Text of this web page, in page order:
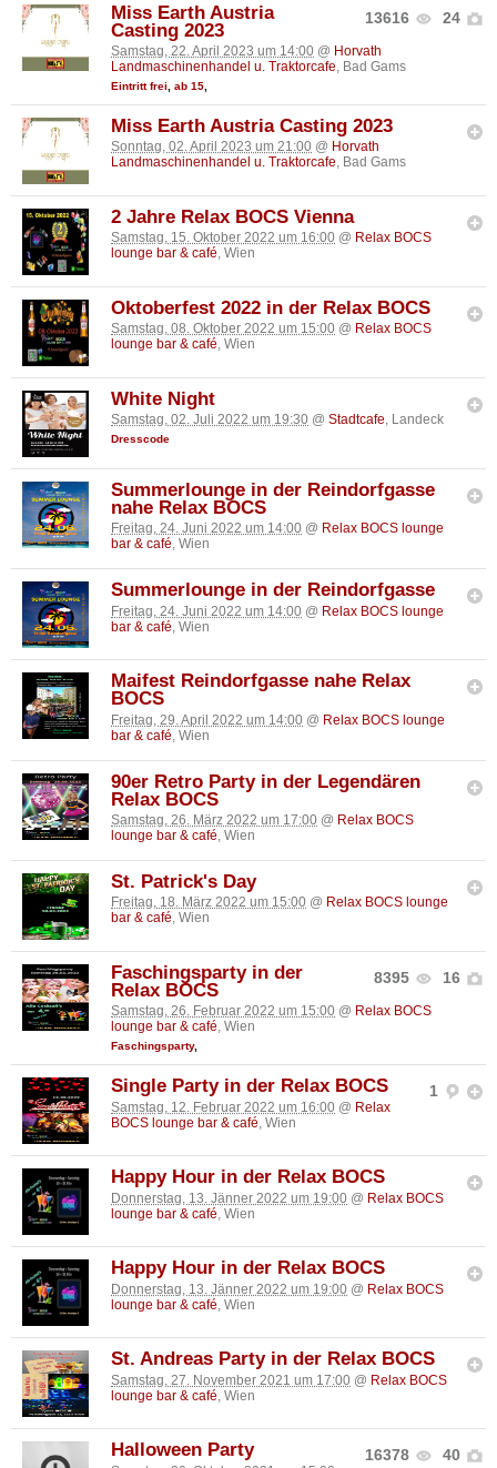
13616 24
Miss Earth Austria
Casting 2023
Samstag, 22. April 2023 um 14:00 @ Horvath
Landmaschinenhandel u. Traktorcafe, Bad Gams
Eintritt frei ab 15
Miss Earth Austria Casting 2023
Sonntag, 02. April 2023 um 21:00 @ Horvath
Landmaschinenhandel u. Traktorcafe, Bad Gams
2 Jahre Relax BOCS Vienna
Samstag, 15. Oktober 2022 um 16:00 @ Relax BOCS
lounge bar & café, Wien
Oktoberfest 2022 in der Relax BOCS
Samstag, 08. Oktober 2022 um 15:00 @ Relax BOCS
lounge bar & café, Wien
White Night
Samstag, 02. Juli 2022 um 19:30 @ Stadtcafe, Landeck
Dresscode
Summerlounge in der Reindorfgasse
nahe Relax BOCS
Freitag, 24. Juni 2022 um 14:00 @ Relax BOCS lounge
bar & café, Wien
Summerlounge in der Reindorfgasse
Freitag, 24. Juni 2022 um 14:00 @ Relax BOCS lounge
bar & café , Wien
Maifest Reindorfgasse nahe Relax
BOCS
Freitag, 29. April 2022 um 14:00 @ Relax BOCS lounge
bar & café , Wien
90er Retro Party in der Legendären
Relax BOCS
Samstag, 26. März 2022 um 17:00 @ Relax BOCS
lounge bar & café, Wien
St. Patrick's Day
Freitag, 18. März 2022 um 15:00 @ Relax BOCS lounge
bar & café, Wien
8395 16
Faschingsparty in der
Relax BOCS
Samstag, 26. Februar 2022 um 15:00 @ Relax BOCS
lounge bar & café, Wien
Faschingsparty,
1
Single Party in der Relax BOCS
Samstag, 12. Februar 2022 um 16:00 @ Relax
BOCS lounge bar & café , Wien
Happy Hour in der Relax BOCS
Donnerstag, 13. Jänner 2022 um 19:00 @ Relax BOCS
lounge bar & café , Wien
Happy Hour in der Relax BOCS
Donnerstag, 13. Jänner 2022 um 19:00 @ Relax BOCS
lounge bar & café , Wien
St. Andreas Party in der Relax BOCS
Samstag, 27. November 2021 um 17:00 @ Relax BOCS
lounge bar & café , Wien
16378 40
Halloween Party